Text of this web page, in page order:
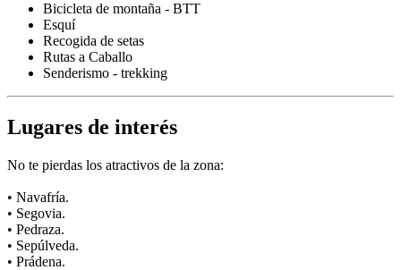
Bicicleta de montaña - BTT
Esquí
Recogida de setas
Rutas a Caballo
Senderismo - trekking
Lugares de interés
No te pierdas los atractivos de la zona:
• Navafría.
• Segovia.
• Pedraza.
• Sepúlveda.
• Prádena.